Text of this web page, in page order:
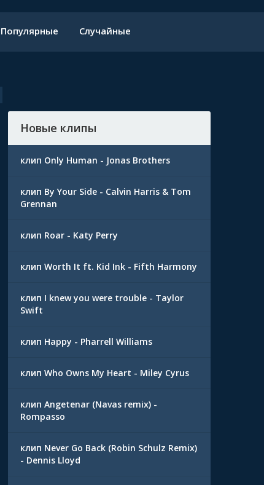
Популярные Случайные
Новые клипы
клип Only Human - Jonas Brothers
клип By Your Side - Calvin Harris & Tom
Grennan
клип Roar - Katy Perry
клип Worth It ft. Kid Ink - Fifth Harmony
клип I knew you were trouble - Taylor
Swift
клип Happy - Pharrell Williams
клип Who Owns My Heart - Miley Cyrus
клип Angetenar (Navas remix) -
Rompasso
клип Never Go Back (Robin Schulz Remix)
- Dennis Lloyd